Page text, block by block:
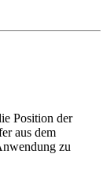
Position der
aus dem
zu